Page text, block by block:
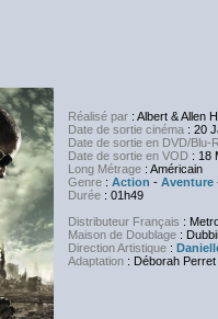
Réalisé par : Albert & Allen
Date de sortie cinéma : 20
Date de sortie en DVD/Blu-
Date de sortie en VOD : 18
Long Métrage : Américain
Genre : Action - Aventure
Durée : 01h49
Distributeur Français :
Maison de Doublage :
Direction Artistique :
Adaptation : Déborah Perret